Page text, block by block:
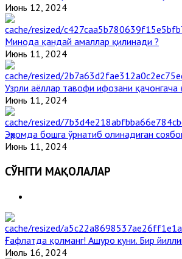
Июнь 12, 2024
Минода қандай амаллар қилинади ?
Июнь 11, 2024
Узрли аёллар тавофи ифозани қачонгача
Июнь 11, 2024
Эҳромда бошга ўрнатиб олинадиган
Июнь 11, 2024
СЎНГГИ МАҚОЛАЛАР
Ғафлатда қолманг! Ашуро куни. Бир
Июль 16, 2024